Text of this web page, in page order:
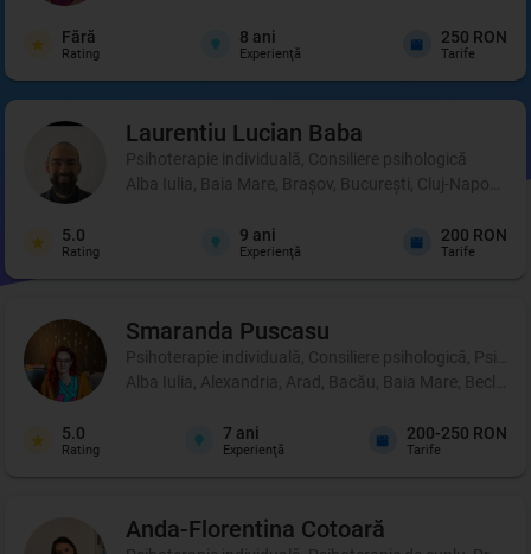
Fără
Rating
8 ani
Experienţă
250 RON
Tarife
Laurentiu Lucian Baba
Psihoterapie individuală, Consiliere psihologică
Alba Iulia, Baia Mare, Brașov, București, Cluj-Napoca,
5.0
Rating
9 ani
Experienţă
200 RON
Tarife
Smaranda Puscasu
Psihoterapie individuală, Consiliere psihologică,
Alba Iulia, Alexandria, Arad, Bacău, Baia Mare,
5.0
Rating
7 ani
Experienţă
200-250 RON
Tarife
Anda-Florentina Cotoară